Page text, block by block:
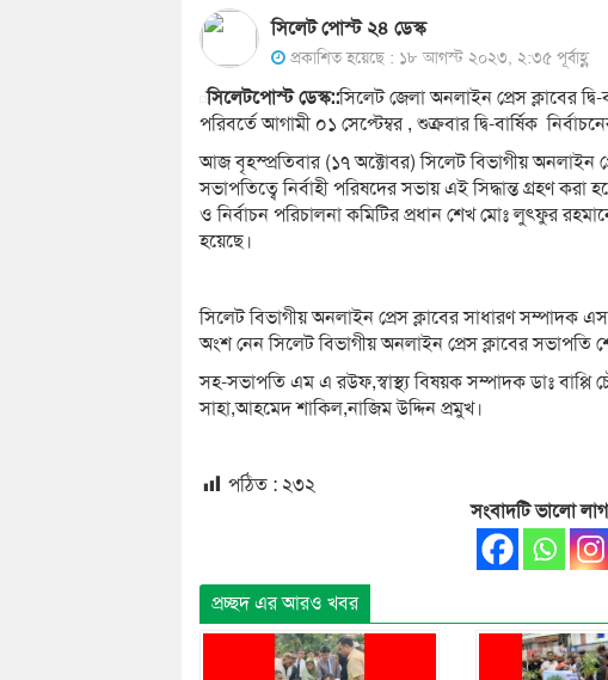
সিলেট পোস্ট ২৪ ডেস্ক
প্রকাশিত হয়েছে : ১৮ আগস্ট ২০২৩, ২:৩৫ পূর্বাহ্ণ
সিলেটপোস্ট ডেস্ক::সিলেট জেলা অনলাইন প্রেস ক্লাবের
পরিবর্তে আগামী ০১ সেপ্টেম্বর , শুক্রবার দ্বি-বার্ষিক
আজ বৃহস্প্রতিবার (১৭ অক্টোবর) সিলেট বিভাগীয় অনলাইন
সভাপতিত্বে নির্বাহী পরিষদের সভায় এই সিদ্ধান্ত গ্রহণ
ও নির্বাচন পরিচালনা কমিটির প্রধান শেখ মোঃ লুৎফুর
হয়েছে।
সিলেট বিভাগীয় অনলাইন প্রেস ক্লাবের সাধারণ
অংশ নেন সিলেট বিভাগীয় অনলাইন প্রেস ক্লাবের সভাপতি
সহ-সভাপতি এম এ রউফ,স্বাস্থ্য বিষয়ক সম্পাদক ডাঃ
সাহা,আহমেদ শাকিল,নাজিম উদ্দিন প্রমুখ।
পঠিত : ২৩২
সংবাদটি ভালো
প্রচ্ছদ এর আরও খবর